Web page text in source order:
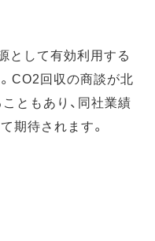
として有効利用する
CO2回収の商談が北
ともあり、同社業績
期待されます。